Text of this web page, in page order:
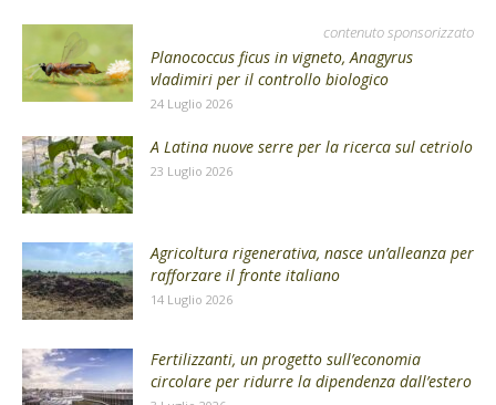
contenuto sponsorizzato
Planococcus ficus in vigneto, Anagyrus
vladimiri per il controllo biologico
24 Luglio 2026
A Latina nuove serre per la ricerca sul cetriolo
23 Luglio 2026
Agricoltura rigenerativa, nasce un’alleanza per
rafforzare il fronte italiano
14 Luglio 2026
Fertilizzanti, un progetto sull’economia
circolare per ridurre la dipendenza dall’estero